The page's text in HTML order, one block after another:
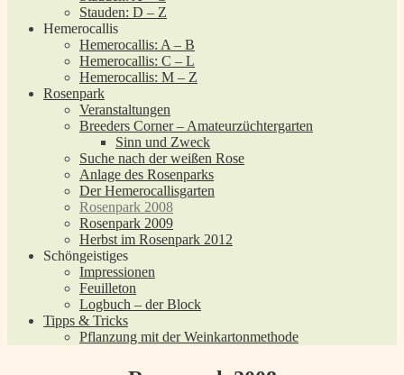
Stauden: D – Z
Hemerocallis
Hemerocallis: A – B
Hemerocallis: C – L
Hemerocallis: M – Z
Rosenpark
Veranstaltungen
Breeders Corner – Amateurzüchtergarten
Sinn und Zweck
Suche nach der weißen Rose
Anlage des Rosenparks
Der Hemerocallisgarten
Rosenpark 2008
Rosenpark 2009
Herbst im Rosenpark 2012
Schöngeistiges
Impressionen
Feuilleton
Logbuch – der Block
Tipps & Tricks
Pflanzung mit der Weinkartonmethode